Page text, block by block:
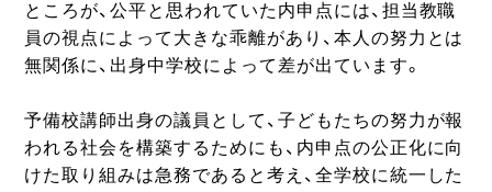
ところが、公平と思われていた内申点には、担当教職
員の視点によって大きな乖離があり、本人の努力とは
無関係に、出身中学校によって差が出ています。
予備校講師出身の議員として、子どもたちの努力が報
われる社会を構築するためにも、内申点の公正化に向
けた取り組みは急務であると考え、全学校に統一した